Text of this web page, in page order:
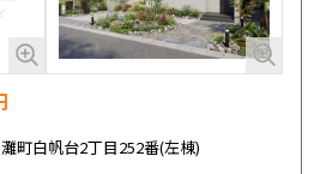
町白帆台2丁目252番(左棟)